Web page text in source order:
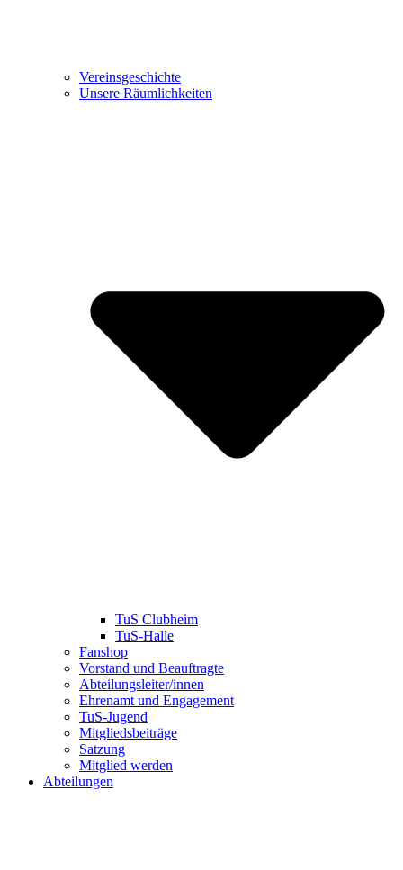
Vereinsgeschichte
Unsere Räumlichkeiten
TuS Clubheim
TuS-Halle
Fanshop
Vorstand und Beauftragte
Abteilungsleiter/innen
Ehrenamt und Engagement
TuS-Jugend
Mitgliedsbeiträge
Satzung
Mitglied werden
Abteilungen